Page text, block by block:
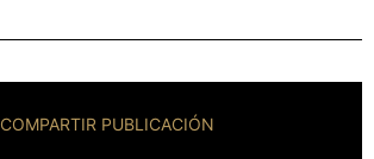
COMPARTIR PUBLICACIÓN